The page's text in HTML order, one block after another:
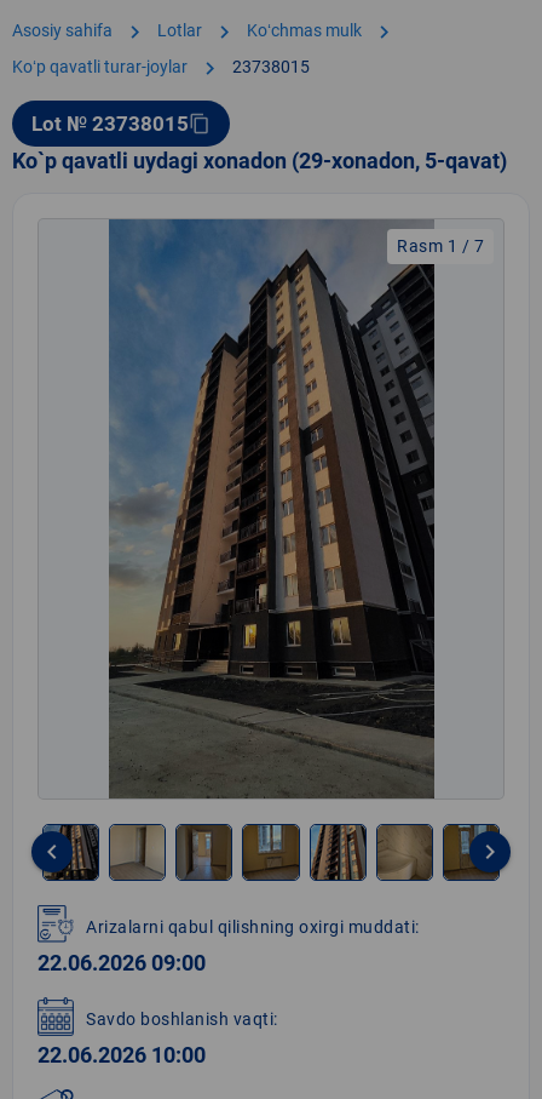
Asosiy sahifa chevron_right Lotlar chevron_right Koʻchmas mulk chevron_right
Koʻp qavatli turar-joylar chevron_right 23738015
Lot № 23738015content_copy
Ko`p qavatli uydagi xonadon (29-xonadon, 5-qavat)
Rasm 1 / 7
1
of
7
keyboard_arrow_left keyboard_arrow_right
Arizalarni qabul qilishning oxirgi muddati:
22.06.2026 09:00
Savdo boshlanish vaqti:
22.06.2026 10:00